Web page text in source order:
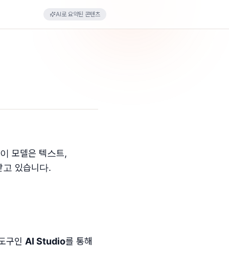
AI로 요약된 콘텐츠
모델은 텍스트,
고 있습니다.
구인 AI Studio를 통해